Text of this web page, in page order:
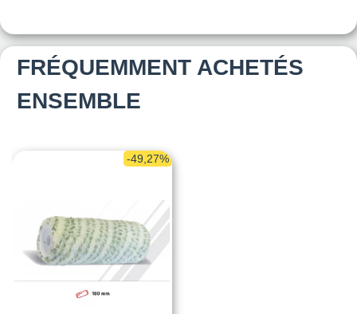
FRÉQUEMMENT ACHETÉS
ENSEMBLE
-49,27%